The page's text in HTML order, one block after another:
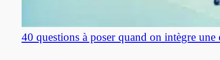
40 questions à poser quand on intègre